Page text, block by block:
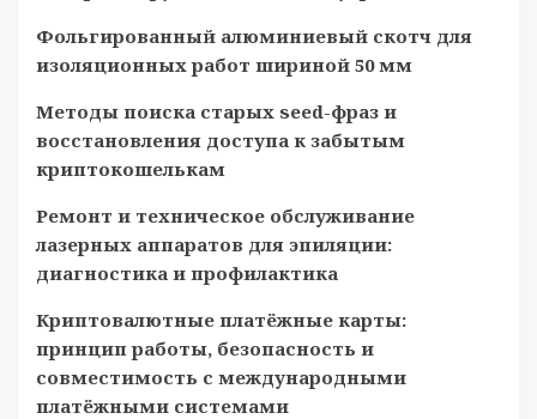
Фольгированный алюминиевый скотч для
изоляционных работ шириной 50 мм
Методы поиска старых seed-фраз и
восстановления доступа к забытым
криптокошелькам
Ремонт и техническое обслуживание
лазерных аппаратов для эпиляции:
диагностика и профилактика
Криптовалютные платёжные карты:
принцип работы, безопасность и
совместимость с международными
платёжными системами